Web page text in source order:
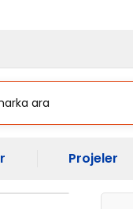
Projeler